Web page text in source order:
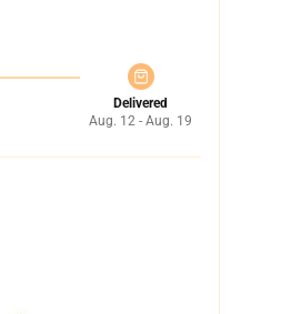
Delivered
Aug. 12 - Aug. 19